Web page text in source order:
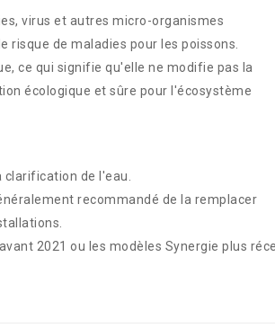
virus et autres micro-organismes
de maladies pour les poissons.
ce qui signifie qu'elle ne modifie pas la
écologique et sûre pour l'écosystème
de l'eau.
recommandé de la remplacer
2021 ou les modèles Synergie plus